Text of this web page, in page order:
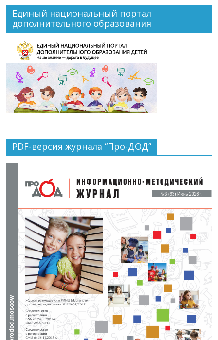
Единый национальный портал
дополнительного образования
PDF-версия журнала “Про-ДОД”